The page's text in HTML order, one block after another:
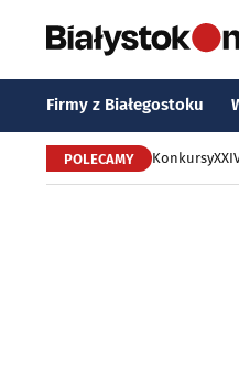
Firmy z Białegostoku
POLECAMY Konkursy